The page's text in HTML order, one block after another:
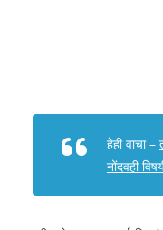
हेही वाचा –
नोंदवही